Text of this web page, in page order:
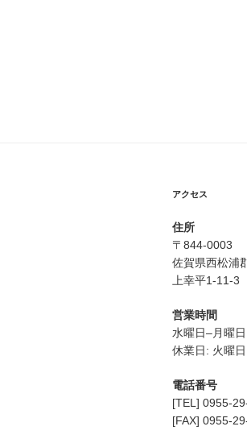
アクセス
住所
〒844-0003
佐賀県西松浦
上幸平1-11-3
営業時間
水曜日–月曜
休業日: 火曜日
電話番号
[TEL] 0955-
[FAX] 0955-